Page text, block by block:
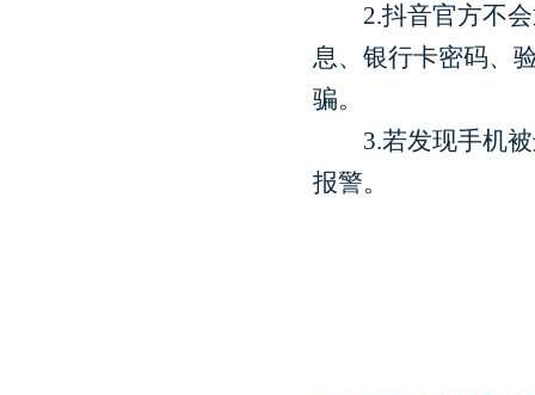
2.抖音官方不会
息、银行卡密码、
骗。
3.若发现手机被
报警。